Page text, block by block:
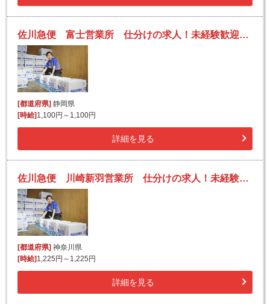
佐川急便 富士営業所 仕分けの求人！未経験歓迎！先輩たちがサポートします♪
[都道府県]静岡県
[時給]1,100円～1,100円
詳細を見る
佐川急便 川崎新羽営業所 仕分けの求人！未経験歓迎！先輩たちがサポートします♪
[都道府県] 神奈川県
[時給] 1,225円～1,225円
詳細を見る